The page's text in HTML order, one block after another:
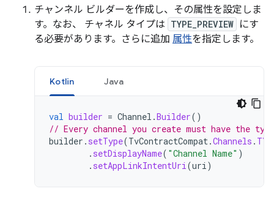
チャンネル ビルダーを作成し、その属性を設定しま
す。なお、 チャネル タイプは TYPE_PREVIEW にす
る必要があります。さらに追加 属性を指定します。
Kotlin Java
val builder = Channel .Builder()
// Every channel you create must have the
builder . setType(TvContractCompat .Channels .
. setDisplayName( "Channel Name" )
. setAppLinkIntentUri (uri )